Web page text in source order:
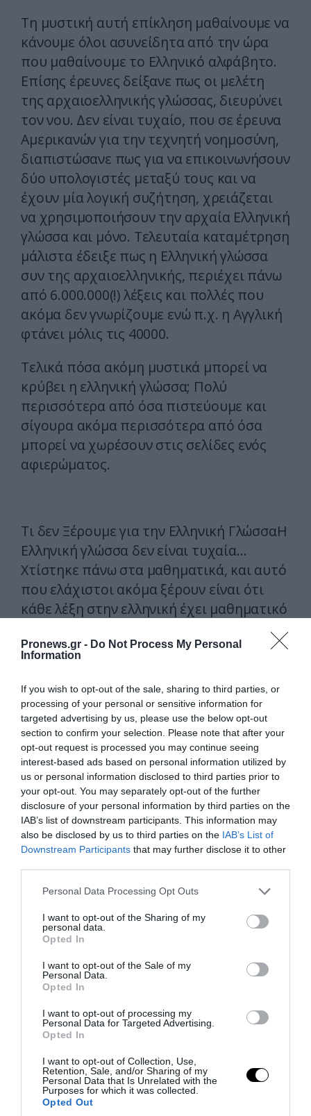
Pronews.gr - Do Not Process My Personal
Information
If you wish to opt-out of the sale, sharing to third parties, or
processing of your personal or sensitive information for
targeted advertising by us, please use the below opt-out
section to confirm your selection. Please note that after your
opt-out request is processed you may continue seeing
interest-based ads based on personal information utilized by
us or personal information disclosed to third parties prior to
your opt-out. You may separately opt-out of the further
disclosure of your personal information by third parties on the
IAB’s list of downstream participants. This information may
also be disclosed by us to third parties on the IAB’s List of
Downstream Participants that may further disclose it to other
Please note that this website/app uses one or more Google
not limited to your visit or usage behaviour. You may click to
grant or deny consent to Google and its third-party tags to
use your data for below specified purposes in below Google
consent section.
Personal Data Processing Opt Outs
I want to opt-out of the Sharing of my
personal data.
Opted In
I want to opt-out of the Sale of my
Personal Data.
Opted In
I want to opt-out of processing my
Personal Data for Targeted Advertising.
Opted In
I want to opt-out of Collection, Use,
Retention, Sale, and/or Sharing of my
Personal Data that Is Unrelated with the
Purposes for which it was collected.
Opted Out
Τη μυστική αυτή επίκληση μαθαίνουμε να
κάνουμε όλοι ασυνείδητα από την ώρα
που μαθαίνουμε το Ελληνικό αλφάβητο.
Επίσης έρευνες δείξανε πως οι μελέτη
της αρχαιοελληνικής γλώσσας, διευρύνει
τον νου. Δεν είναι τυχαίο, που σε έρευνα
Αμερικανών για την τεχνητή νοημοσύνη,
διαπιστώσανε πως για να επικοινωνήσουν
δύο υπολογιστές μεταξύ τους και να
έχουν μία λογική συζήτηση, χρειάζεται
να χρησιμοποιήσουν την αρχαία Ελληνική
γλώσσα και μόνο. Τελευταία καταμέτρηση
μάλιστα έδειξε πως η Ελληνική γλώσσα
συν της αρχαιοελληνικής, περιέχει πάνω
από 6.000.000(!) λέξεις και πολλές που
ακόμα δεν γνωρίζουμε ενώ π.χ. η Αγγλική
φτάνει μόλις τις 40000.
Τελικά πόσα ακόμη μυστικά μπορεί να
κρύβει η ελληνική γλώσσα; Πολύ
περισσότερα από όσα πιστεύουμε και
σίγουρα ακόμα περισσότερα από όσα
μπορεί να χωρέσουν στις σελίδες ενός
αφιερώματος.
Τι δεν Ξέρουμε για την Ελληνική ΓλώσσαΗ
Ελληνική γλώσσα δεν είναι τυχαία…
Χτίστηκε πάνω στα μαθηματικά, και αυτό
που ελάχιστοι ακόμα ξέρουν είναι ότι
κάθε λέξη στην ελληνική έχει μαθηματικό
υπόβαθρο. Τα γράμματα στην Ελληνική
γλώσσα δεν είναι στείρα σύμβολα. Όρθια,
το σύνολο των 1620 συμβόλων που
χρησιμοποιούνταν στην Αρμονία
(Μουσική στα νεοΕλληνικά).
Η πιο σημαντική τους ιδιότητα είναι ότι
το κάθε γράμμα έχει μια αριθμητική τιμή/
αξία, κάθε γράμμα είναι ένας αριθμός,
οπότε κατ επέκταση και κάθε λέξη είναι
ένας αριθμός. Μια τεράστια γνώση
κλειδωμένη-κωδικοποιημένη μέσα λέξεις
λόγω της μαθηματικών τιμών που έχουν.
Ένας από τους Πρωτοπόρους επί του
θέματος ήταν ο μέγιστος Πυθαγόρας.
Οι αριθμοί, τα σχήματα, η αρμονία και τα
άστρα έχουν κάτι κοινό, έτσι αντίστοιχα
τα μαθηματικά (αριθμοί) η γεωμετρία
(σχήματα) η αρμονία(μουσική) και η
αστρο-νομία (αστήρ=α-χωρίς- στήριγμα +
φυσικοί νόμοι που τα διέπουν) ήταν
αδελφές επιστήμες κατά τον Πυθαγόρα,
που με την συγκεκριμένη σειρά που
αναφέραμε ήταν η σκάλα για την εξέλιξη